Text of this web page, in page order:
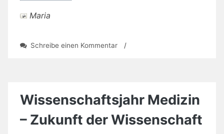
Maria
Schreibe einen Kommentarzu
so
anders
aus
dem
/
Wissenschaftsjahr Medizin
– Zukunft der Wissenschaft